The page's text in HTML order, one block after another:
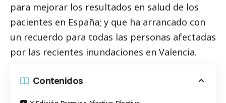
para mejorar los resultados en salud de los
pacientes en España; y que ha arrancado con
un recuerdo para todas las personas afectadas
por las recientes inundaciones en Valencia.
Contenidos